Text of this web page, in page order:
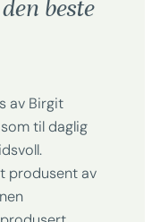
beste
av Birgit
til daglig
produsent av